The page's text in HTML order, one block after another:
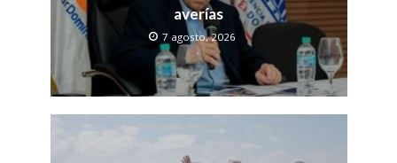
averías
7 agosto, 2026